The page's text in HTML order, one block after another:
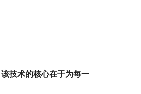
该技术的核心在于为每一